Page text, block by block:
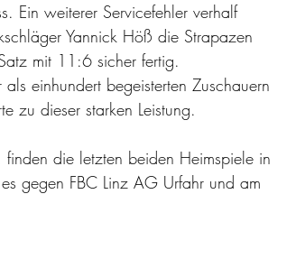
Ein weiterer Servicefehler verhalf
Yannick Höß die Strapazen
mit 11:6 sicher fertig.
einhundert begeisterten Zuschauern
zu dieser starken Leistung.
die letzten beiden Heimspiele in
gegen FBC Linz AG Urfahr und am